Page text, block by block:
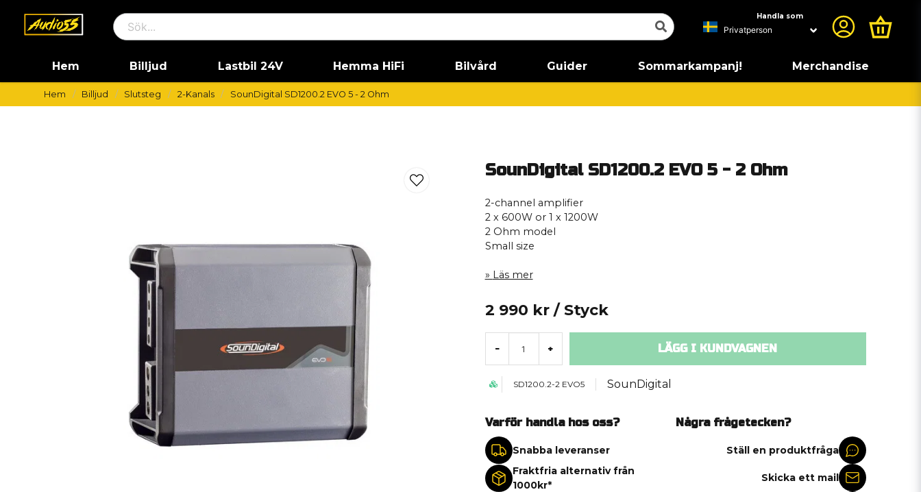
Handla som
Hem Billjud Lastbil 24V Hemma HiFi Bilvård Guider Sommarkampanj! Merchandise
Hem Billjud Slutsteg 2-Kanals SounDigital SD1200.2 EVO 5 - 2 Ohm
SounDigital SD1200.2 EVO 5 - 2 Ohm
2-channel amplifier
2 x 600W or 1 x 1200W
2 Ohm model
Small size
Läs mer
2 990 kr / Styck
- + LÄGG I KUNDVAGNEN
SD1200.2-2 EVO5 SounDigital
Varför handla hos oss?
Snabba leveranser
Fraktfria alternativ från
1000kr*
Några frågetecken?
Ställ en produktfråga
Skicka ett mail